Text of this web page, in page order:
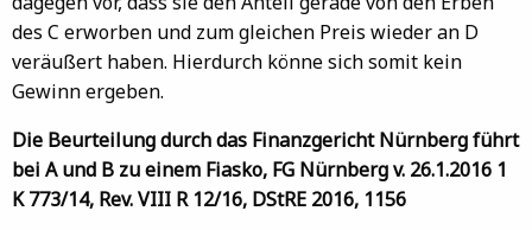
des C erworben und zum gleichen Preis wieder an D
veräußert haben. Hierdurch könne sich somit kein
Gewinn ergeben.
Die Beurteilung durch das Finanzgericht Nürnberg führt
bei A und B zu einem Fiasko, FG Nürnberg v. 26.1.2016 1
K 773/14, Rev. VIII R 12/16, DStRE 2016, 1156